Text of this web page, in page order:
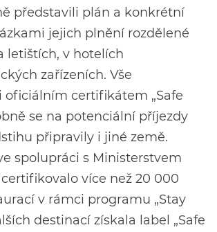
představili plán a konkrétní
jejich plnění rozdělené
letištích, v hotelích
zařízeních. Vše
oficiálním certifikátem „Safe
se na potenciální příjezdy
připravily i jiné země.
spolupráci s Ministerstvem
více než 20 000
v rámci programu „Stay
destinací získala label „Safe